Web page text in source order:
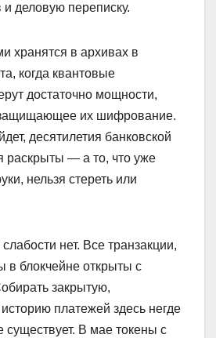
деловую переписку.
хранятся в архивах в
когда квантовые
достаточно мощности,
их шифрование.
десятилетия банковской
раскрыты — а то, что уже
нельзя стереть или
нет. Все транзакции,
в блокчейне открыты с
закрытую,
платежей здесь негде
В мае токены с